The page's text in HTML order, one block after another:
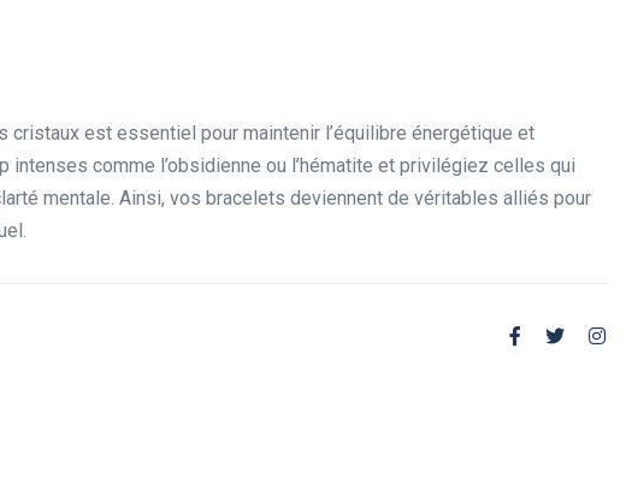
cristaux est essentiel pour maintenir l’équilibre énergétique et
comme l’obsidienne ou l’hématite et privilégiez celles qui
mentale. Ainsi, vos bracelets deviennent de véritables alliés pour